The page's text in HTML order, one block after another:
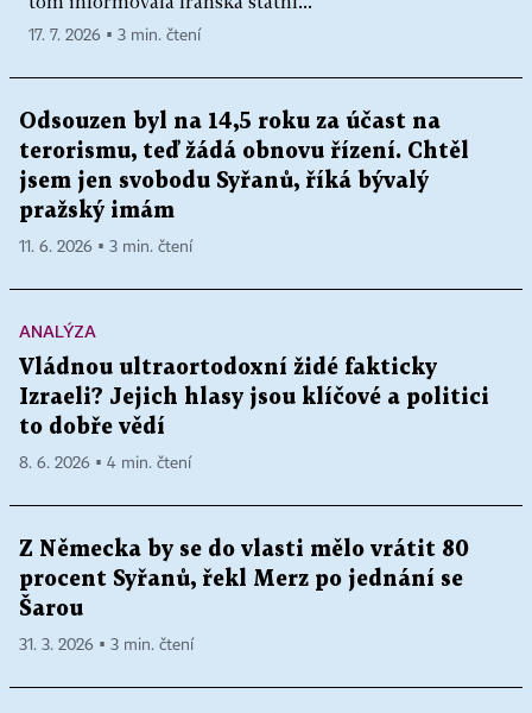
17. 7. 2026 ▪ 3 min. čtení
Odsouzen byl na 14,5 roku za účast na
terorismu, teď žádá obnovu řízení. Chtěl
jsem jen svobodu Syřanů, říká bývalý
pražský imám
11. 6. 2026 ▪ 3 min. čtení
ANALÝZA
Vládnou ultraortodoxní židé fakticky
Izraeli? Jejich hlasy jsou klíčové a politici
to dobře vědí
8. 6. 2026 ▪ 4 min. čtení
Z Německa by se do vlasti mělo vrátit 80
procent Syřanů, řekl Merz po jednání se
Šarou
31. 3. 2026 ▪ 3 min. čtení